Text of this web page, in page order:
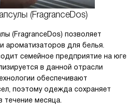
(FragranceDos)
(FragranceDos) позволяет
ароматизаторов для белья.
семейное предприятие на юге
в данной отрасли
обеспечивают
поэтому одежда сохраняет
течение месяца.